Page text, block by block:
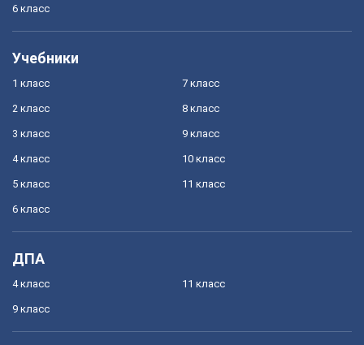
6 класс
Учебники
1 класс
2 класс
3 класс
4 класс
5 класс
6 класс
7 класс
8 класс
9 класс
10 класс
11 класс
ДПА
4 класс
9 класс
11 класс